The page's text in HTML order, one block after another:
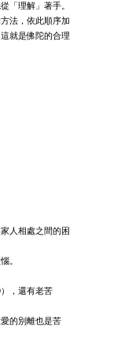
「理解」著手。
法，依此順序加
就是佛陀的合理
人相處之間的困
。
，還有老苦
的別離也是苦